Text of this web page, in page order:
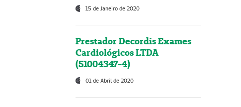
15 de Janeiro de 2020
Prestador Decordis Exames
Cardiológicos LTDA
(51004347-4)
01 de Abril de 2020